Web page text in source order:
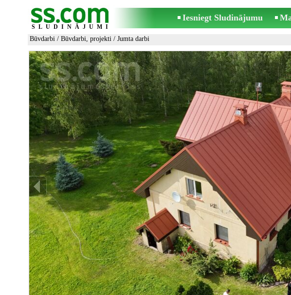
SLUDINĀJUMI
Iesniegt Sludinājumu
Būvdarbi / Būvdarbi, projekti / Jumta darbi